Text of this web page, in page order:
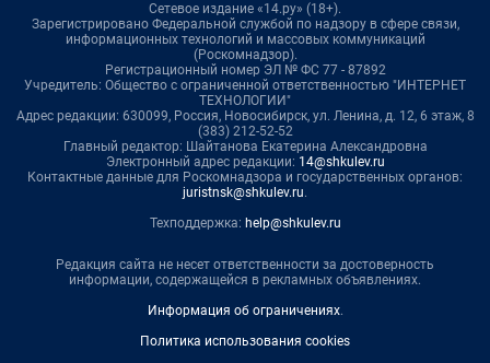
Сетевое издание «14.ру» (18+).
Зарегистрировано Федеральной службой по надзору в сфере связи,
информационных технологий и массовых коммуникаций
(Роскомнадзор).
Регистрационный номер ЭЛ № ФС 77 - 87892
Учредитель: Общество с ограниченной ответственностью "ИНТЕРНЕТ
ТЕХНОЛОГИИ"
Адрес редакции: 630099, Россия, Новосибирск, ул. Ленина, д. 12, 6 этаж, 8
(383) 212-52-52
Главный редактор: Шайтанова Екатерина Александровна
Электронный адрес редакции: 14@shkulev.ru
Контактные данные для Роскомнадзора и государственных органов:
juristnsk@shkulev.ru.
Техподдержка: help@shkulev.ru
Редакция сайта не несет ответственности за достоверность
информации, содержащейся в рекламных объявлениях.
Информация об ограничениях.
Политика использования cookies